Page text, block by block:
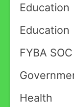
Education
Education
FYBA
Health